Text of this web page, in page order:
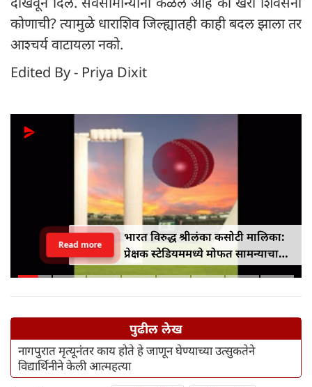
कोणाची? त्यामुळे धाराशिव जिल्ह्यातही काही बदल झाला तर
आश्चर्य वाटायला नको.
Edited By - Priya Dixit
भारत विरुद्ध श्रीलंका कसोटी मालिका:
प्रेक्षक स्टेडियममध्ये मोफत सामन्याचा
आनंद घेऊ शकतात
Read more
पुढील लेख
नागपुरात मृत्यूनंतर काय होते हे जाणून घेण्याच्या उत्सुकतेने
विद्यार्थिनीने केली आत्महत्या